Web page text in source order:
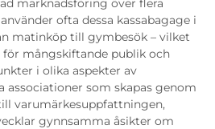
marknadsföring över flera
ofta dessa kassabagage i
matinköp till gymbesök – vilket
för mångskiftande publik och
i olika aspekter av
associationer som skapas genom
varumärkesuppfattningen,
gynnsamma åsikter om